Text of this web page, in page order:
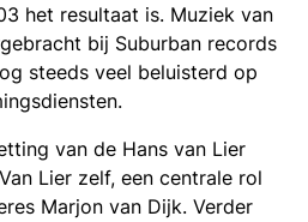
het resultaat is. Muziek van
bij Suburban records
steeds veel beluisterd op
van de Hans van Lier
Lier zelf, een centrale rol
Marjon van Dijk. Verder